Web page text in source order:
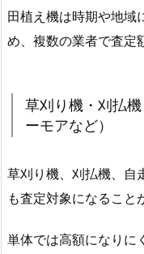
田植え機は時期や地域
め、複数の業者で査定
草刈り機・刈払
ーモアなど）
草刈り機、刈払機、自
も査定対象になること
単体では高額になりに